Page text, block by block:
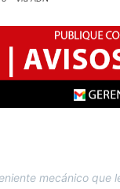
mecánico